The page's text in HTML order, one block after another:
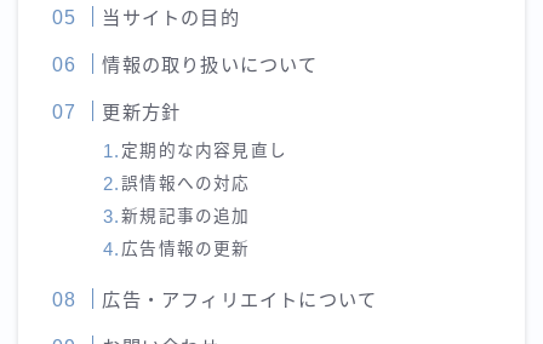
当サイトの目的
情報の取り扱いについて
更新方針
定期的な内容見直し
誤情報への対応
新規記事の追加
広告情報の更新
広告・アフィリエイトについて